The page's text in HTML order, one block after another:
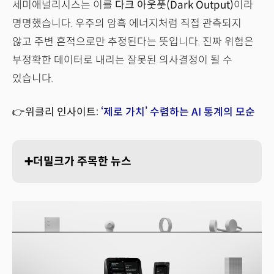
세미애널리시스는 이를 다크 아웃풋(Dark Output)이라
명명했습니다. 우주의 암흑 에너지처럼 직접 관측되지
않고 주변 흔적으로만 추정된다는 뜻입니다. 진짜 위험은
부정확한 데이터로 내리는 잘못된 의사결정이 될 수
있습니다.
👉위클리 인사이트: ‘제로 가치’ 수렴하는 AI 통계의 모순
➕더밀크가 주목한 뉴스